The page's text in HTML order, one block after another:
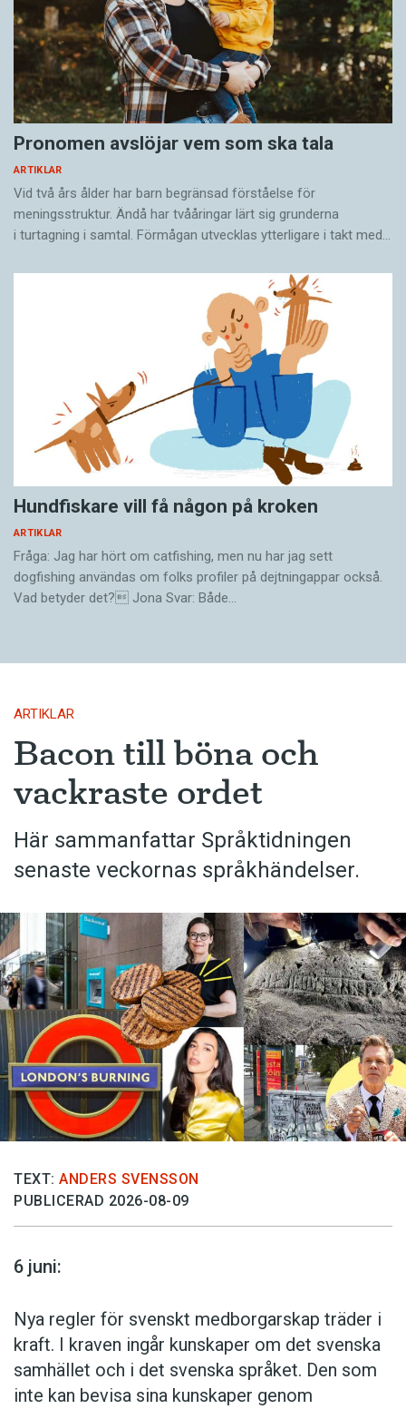
Pronomen avslöjar vem som ska tala
ARTIKLAR
Vid två års ålder har barn begränsad förståelse för
meningsstruktur. Ändå har tvååringar lärt sig grunderna
i turtagning i samtal. Förmågan utvecklas ytterligare i takt med…
Hundfiskare vill få någon på kroken
ARTIKLAR
Fråga: Jag har hört om catfishing, men nu har jag sett
dogfishing användas om folks profiler på dejtningappar också.
Vad betyder det? Jona Svar: Både…
ARTIKLAR
Bacon till böna och
vackraste ordet
Här sammanfattar Språktidningen
senaste veckornas språkhändelser.
TEXT: ANDERS SVENSSON
PUBLICERAD 2026-08-09
6 juni:
Nya regler för svenskt medborgarskap träder i
kraft. I kraven ingår kunskaper om det svenska
samhället och i det svenska språket. Den som
inte kan bevisa sina kunskaper genom